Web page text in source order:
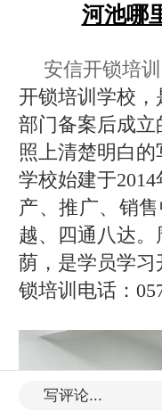
河池哪
安信开锁培训
开锁培训学校
部门备案后成
照上清楚明白的
学校始建于2014
产、推广、销
越、四通八达
荫，是学员学
锁培训电话：
写评论...